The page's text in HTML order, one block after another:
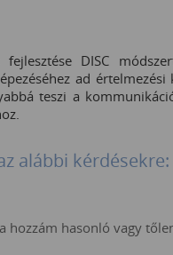
DISC
ad
teszi a
alábbi kérdésekre:
hasonló vagy